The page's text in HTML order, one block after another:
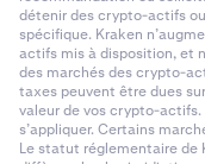
détenir des crypto-actifs
spécifique. Kraken
actifs mis à disposition, et
des marchés des crypto-
taxes peuvent être dues
valeur de vos crypto-
s’appliquer. Certains
Le statut réglementaire de